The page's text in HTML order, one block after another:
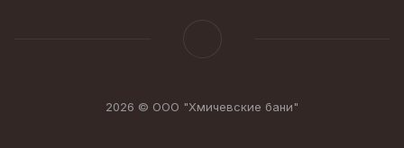
2026 © ООО "Хмичевские бани"